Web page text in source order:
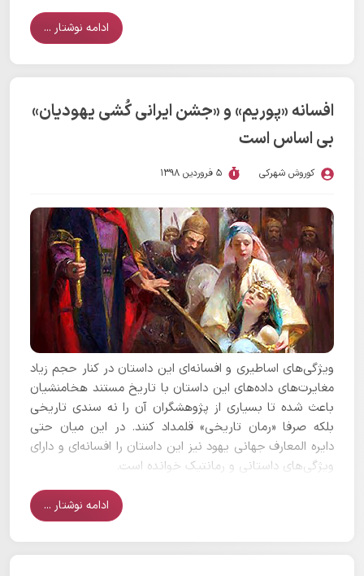
ادامه نوشتار ...
افسانه «پوریم» و «جشن ایرانی کُشی یهودیان»
بی اساس است
کوروش شهرکی 5 فروردین 1398
ویژگی‌های اساطیری و افسانه‌ای این داستان در کنار حجم زیاد
مغایرت‌های داده‌های این داستان با تاریخ مستند هخامنشیان
باعث شده تا بسیاری از پژوهشگران آن را نه سندی تاریخی
بلکه صرفا «رمان تاریخی» قلمداد کنند. در این میان حتی
دایره المعارف جهانی یهود نیز این داستان را افسانه‌ای و دارای
ویژگی‌های داستانی و رمانتیک خوانده است.
ادامه نوشتار ...